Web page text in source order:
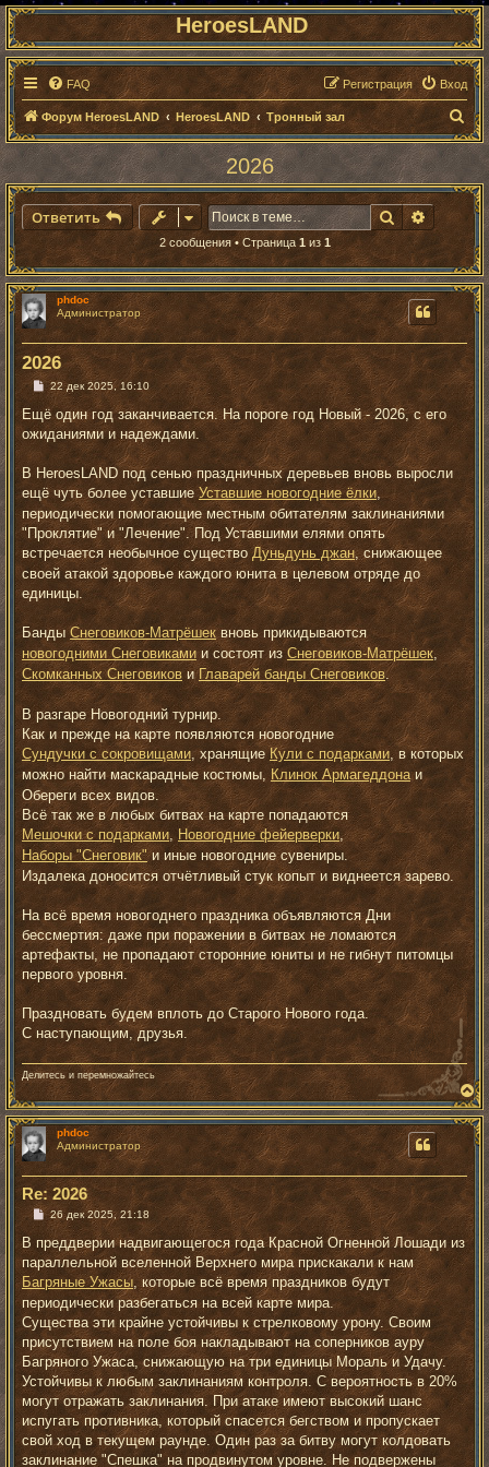
HeroesLAND
FAQ Вход
Регистрация
Форум HeroesLAND HeroesLAND Тронный зал
П
о
с
2026
Ответить Поиск
2 сообщения • Страница 1из 1
phdoc
Администратор
2026
С
о
о
б
щ
и
е
22 дек 2025, 16:10
Ещё один год заканчивается. На пороге год Новый - 2026, с его
ожиданиями и надеждами.
В HeroesLAND под сенью праздничных деревьев вновь выросли
ещё чуть более уставшиеУставшие новогодние ёлки,
периодически помогающие местным обитателям заклинаниями
"Проклятие" и "Лечение". Под Уставшими елями опять
встречается необычное существоДуньдунь джан, снижающее
своей атакой здоровье каждого юнита в целевом отряде до
единицы.
БандыСнеговиков-Матрёшеквновь прикидываются
новогодними Снеговиками и состоят из Снеговиков-Матрёшек,
Скомканных Снеговиков иГлаварей банды Снеговиков.
В разгаре Новогодний турнир.
Как и прежде на карте появляются новогодние
Сундучки с сокровищами, хранящиеКули с подарками, в которых
можно найти маскарадные костюмы, Клинок Армагеддонаи
Обереги всех видов.
Всё так же в любых битвах на карте попадаются
Мешочки с подарками, Новогодние фейерверки,
Наборы "Снеговик"и иные новогодние сувениры.
Издалека доносится отчётливый стук копыт и виднеется зарево.
На всё время новогоднего праздника объявляются Дни
бессмертия: даже при поражении в битвах не ломаются
артефакты, не пропадают сторонние юниты и не гибнут питомцы
первого уровня.
Праздновать будем вплоть до Старого Нового года.
С наступающим, друзья.
Делитесь и перемножайтесь
В
е
р
н
у
я
phdoc
Администратор
Re: 2026
С
о
о
б
щ
е
н
и
е
26 дек 2025, 21:18
В преддверии надвигающегося года Красной Огненной Лошади из
параллельной вселенной Верхнего мира прискакали к нам
Багряные Ужасы, которые всё время праздников будут
периодически разбегаться на всей карте мира.
Существа эти крайне устойчивы к стрелковому урону. Своим
присутствием на поле боя накладывают на соперников ауру
Багряного Ужаса, снижающую на три единицы Мораль и Удачу.
Устойчивы к любым заклинаниям контроля. С вероятность в 20%
могут отражать заклинания. При атаке имеют высокий шанс
испугать противника, который спасется бегством и пропускает
свой ход в текущем раунде. Один раз за битву могут колдовать
заклинание "Спешка" на продвинутом уровне. Не подвержены